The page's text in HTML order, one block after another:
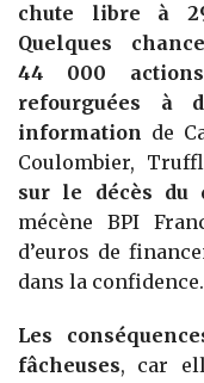
chute libre à
Quelques
44 000
refourguées à
information de
Coulombier,
sur le décès du
mécène BPI
d’euros de
dans la confidence.
Les
fâcheuses, car